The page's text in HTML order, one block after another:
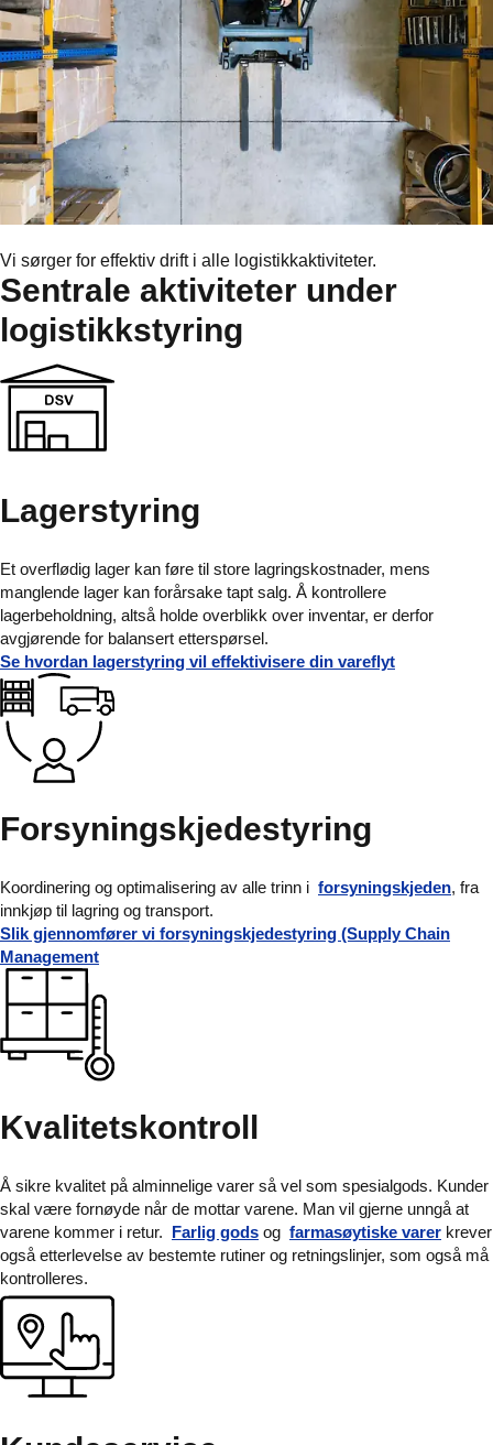
Vi sørger for effektiv drift i alle logistikkaktiviteter.
Sentrale aktiviteter under
logistikkstyring
Lagerstyring
Et overflødig lager kan føre til store lagringskostnader, mens
manglende lager kan forårsake tapt salg. Å kontrollere
lagerbeholdning, altså holde overblikk over inventar, er derfor
avgjørende for balansert etterspørsel.
Se hvordan lagerstyring vil effektivisere din vareflyt
Forsyningskjedestyring
Koordinering og optimalisering av alle trinn i forsyningskjeden, fra
innkjøp til lagring og transport.
Slik gjennomfører vi forsyningskjedestyring (Supply Chain
Management
Kvalitetskontroll
Å sikre kvalitet på alminnelige varer så vel som spesialgods. Kunder
skal være fornøyde når de mottar varene. Man vil gjerne unngå at
varene kommer i retur. Farlig gods og farmasøytiske varer krever
også etterlevelse av bestemte rutiner og retningslinjer, som også må
kontrolleres.